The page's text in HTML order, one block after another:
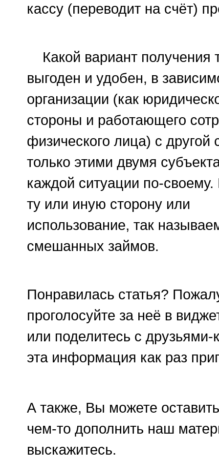
кассу (переводит на счёт)
Какой вариант получения
выгоден и удобен, в
организации (как
стороны и работающего
физического лица) с другой
только этими двумя
каждой ситуации по-
ту или иную сторону или
использование, так
смешанных займов.
Понравилась статья?
проголосуйте за неё в
или поделитесь с друзьями-
эта информация как раз
А также, Вы можете
чем-то дополнить наш
выскажитесь.